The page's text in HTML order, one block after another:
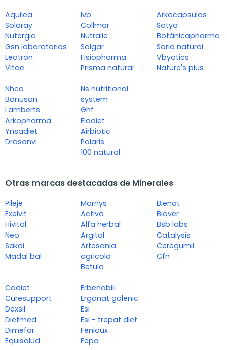
Aquilea
Solaray
Nutergia
Gsn laboratorios
Leotron
Vitae
Ivb
Collmar
Nutralie
Solgar
Fisiopharma
Prisma natural
Arkocapsulas
Sotya
Botánicapharma
Soria natural
Vbyotics
Nature's plus
Nhco
Bonusan
Lamberts
Arkopharma
Ynsadiet
Drasanvi
Ns nutritional
system
Ghf
Eladiet
Airbiotic
Polaris
100 natural
Otras marcas destacadas de Minerales
Pileje
Exelvit
Hivital
Neo
Sakai
Madal bal
Marnys
Activa
Alfa herbal
Argital
Artesania
agricola
Betula
Bienat
Biover
Bsb labs
Catalysis
Ceregumil
Cfn
Codiet
Curesupport
Dexsil
Dietmed
Dimefar
Equisalud
Erbenobili
Ergonat galenic
Esi
Esi - trepat diet
Fenioux
Fepa